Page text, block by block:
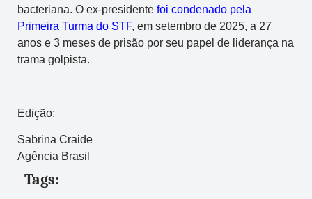
bacteriana. O ex-presidente foi condenado pela
Primeira Turma do STF, em setembro de 2025, a 27
anos e 3 meses de prisão por seu papel de liderança na
trama golpista.
Edição:
Sabrina Craide
Agência Brasil
Tags: